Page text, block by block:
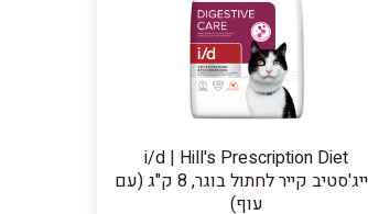
i/d | Hill's Prescription Diet
דייג'סטיב קייר לחתול בוגר, 8 ק"ג (עם
עוף)